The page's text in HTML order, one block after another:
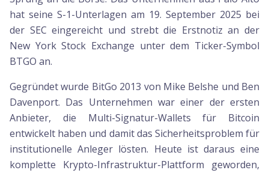
hat seine S-1-Unterlagen am 19. September 2025 bei
der SEC eingereicht und strebt die Erstnotiz an der
New York Stock Exchange unter dem Ticker-Symbol
BTGO an.
Gegründet wurde BitGo 2013 von Mike Belshe und Ben
Davenport. Das Unternehmen war einer der ersten
Anbieter, die Multi-Signatur-Wallets für Bitcoin
entwickelt haben und damit das Sicherheitsproblem für
institutionelle Anleger lösten. Heute ist daraus eine
komplette Krypto-Infrastruktur-Plattform geworden,